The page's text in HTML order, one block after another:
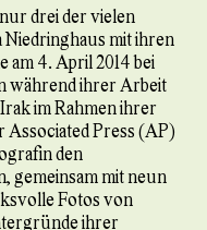
drei der vielen
Niedringhaus mit ihren
am 4. April 2014 bei
während ihrer Arbeit
im Rahmen ihrer
Press (AP)
den
gemeinsam mit neun
Fotos von
ihrer